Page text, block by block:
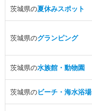
茨城県の夏休みスポット
茨城県のグランピング
茨城県の水族館・動物園
茨城県のビーチ・海水浴場